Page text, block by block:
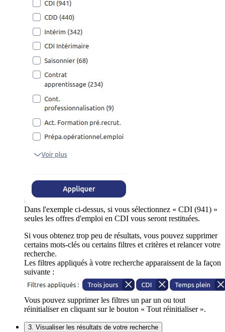
Dans l'exemple ci-dessus, si vous sélectionnez « CDI (941) »
seules les offres d'emploi en CDI vous seront restituées.
Si vous obtenez trop peu de résultats, vous pouvez supprimer
certains mots-clés ou certains filtres et critères et relancer votre
recherche.
Les filtres appliqués à votre recherche apparaissent de la façon
suivante :
Vous pouvez supprimer les filtres un par un ou tout
réinitialiser en cliquant sur le bouton « Tout réinitialiser ».
3. Visualiser les résultats de votre recherche